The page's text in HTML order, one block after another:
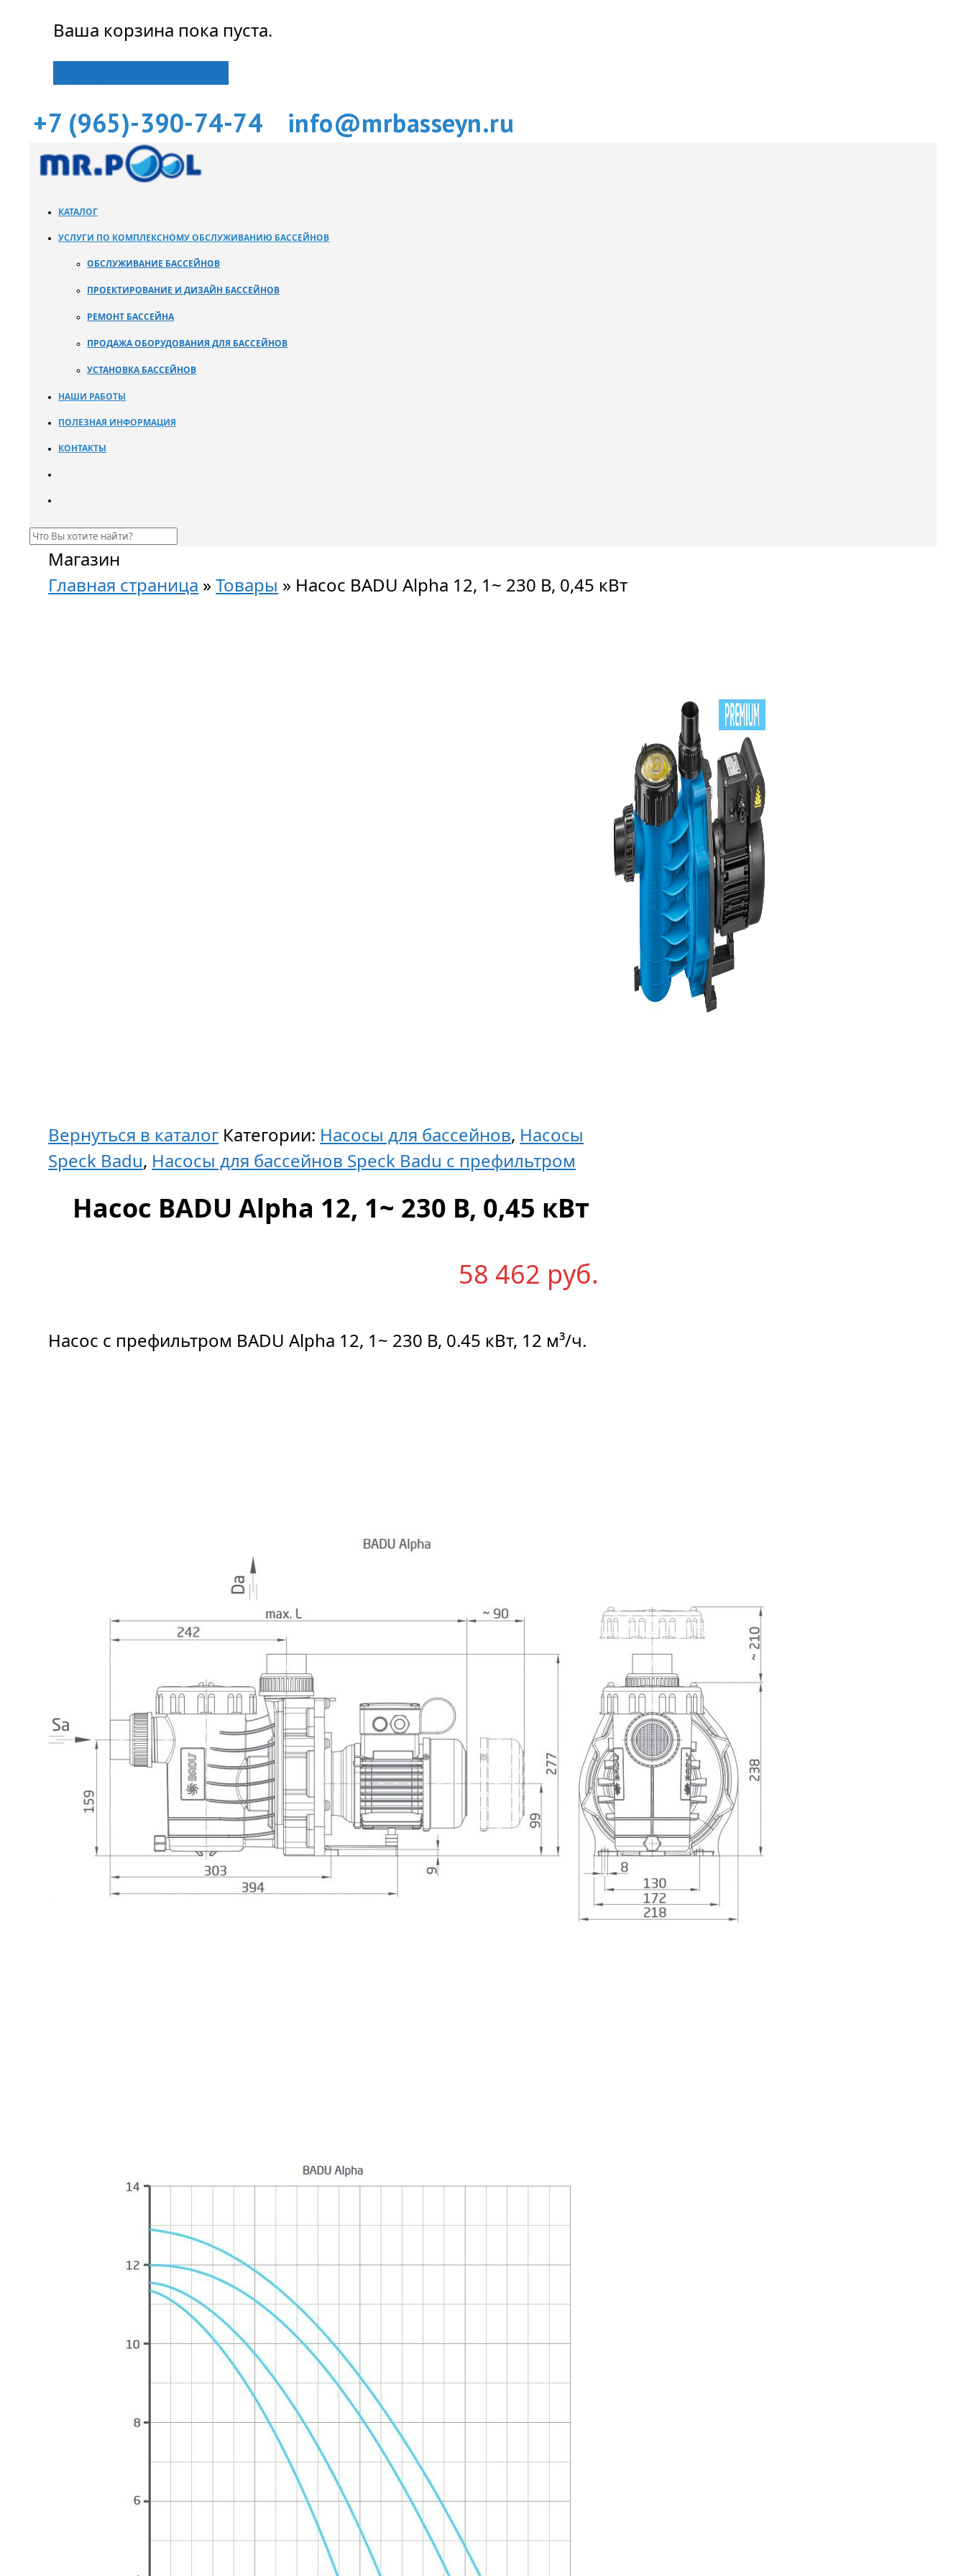
Ваша корзина пока пуста.
+7 (965)-390-74-74 info@mrbasseyn.ru
КАТАЛОГ
УСЛУГИ ПО КОМПЛЕКСНОМУ ОБСЛУЖИВАНИЮ БАССЕЙНОВ
ОБСЛУЖИВАНИЕ БАССЕЙНОВ
ПРОЕКТИРОВАНИЕ И ДИЗАЙН БАССЕЙНОВ
РЕМОНТ БАССЕЙНА
ПРОДАЖА ОБОРУДОВАНИЯ ДЛЯ БАССЕЙНОВ
УСТАНОВКА БАССЕЙНОВ
НАШИ РАБОТЫ
ПОЛЕЗНАЯ ИНФОРМАЦИЯ
КОНТАКТЫ
Магазин
Главная страница »Товары » Насос BADU Alpha 12, 1~ 230 В, 0,45 кВт
Вернуться в каталог Категории: Насосы для бассейнов, Насосы
Speck Badu, Насосы для бассейнов Speck Badu с префильтром
Насос BADU Alpha 12, 1~ 230 В, 0,45 кВт
58 462 руб.
Насос с префильтром BADU Alpha 12, 1~ 230 В, 0.45 кВт, 12 м³/ч.